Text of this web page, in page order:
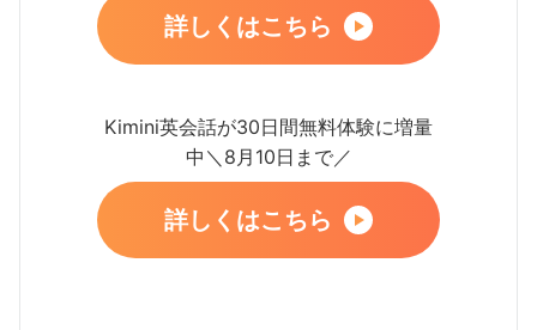
詳しくはこちら
Kimini英会話が30日間無料体験に増量
中＼8月10日まで／
詳しくはこちら